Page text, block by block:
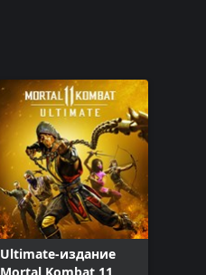
Ultimate-издание